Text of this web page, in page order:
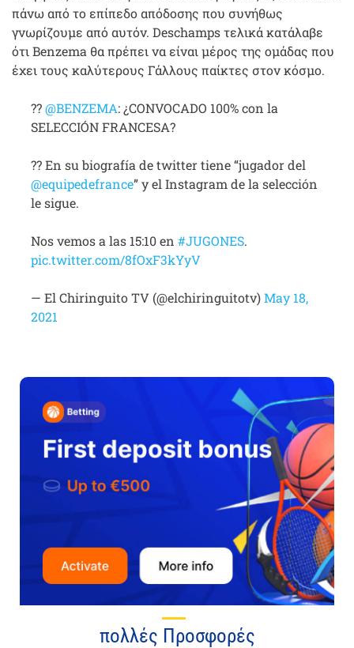
πάνω από το επίπεδο απόδοσης που συνήθως
γνωρίζουμε από αυτόν. Deschamps τελικά κατάλαβε
ότι Benzema θα πρέπει να είναι μέρος της ομάδας που
έχει τους καλύτερους Γάλλους παίκτες στον κόσμο.
??@BENZEMA: ¿CONVOCADO 100% con la
SELECCIÓN FRANCESA?
?? En su biografía de twitter tiene “jugador del
@equipedefrance” y el Instagram de la selección
le sigue.
Nos vemos a las 15:10 en #JUGONES.
pic.twitter.com/8fOxF3kYyV
— El Chiringuito TV (@elchiringuitotv)May 18,
2021
πολλές Προσφορές